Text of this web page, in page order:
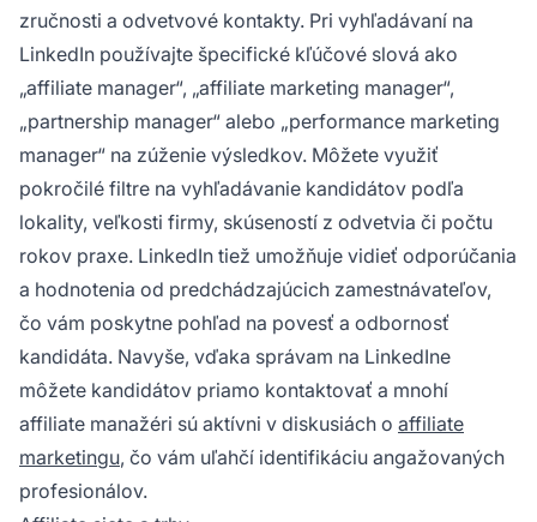
zručnosti a odvetvové kontakty. Pri vyhľadávaní na
LinkedIn používajte špecifické kľúčové slová ako
„affiliate manager“, „affiliate marketing manager“,
„partnership manager“ alebo „performance marketing
manager“ na zúženie výsledkov. Môžete využiť
pokročilé filtre na vyhľadávanie kandidátov podľa
lokality, veľkosti firmy, skúseností z odvetvia či počtu
rokov praxe. LinkedIn tiež umožňuje vidieť odporúčania
a hodnotenia od predchádzajúcich zamestnávateľov,
čo vám poskytne pohľad na povesť a odbornosť
kandidáta. Navyše, vďaka správam na LinkedIne
môžete kandidátov priamo kontaktovať a mnohí
affiliate manažéri sú aktívni v diskusiách o affiliate
marketingu, čo vám uľahčí identifikáciu angažovaných
profesionálov.